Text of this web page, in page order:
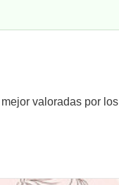
valoradas por los